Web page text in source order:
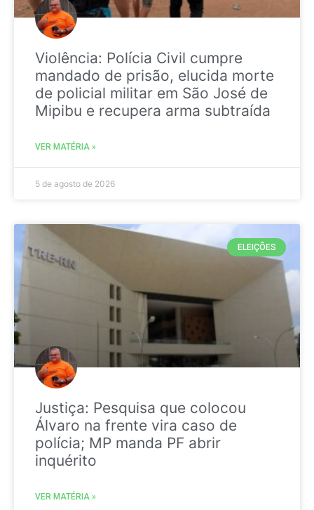
Violência: Polícia Civil cumpre
mandado de prisão, elucida morte
de policial militar em São José de
Mipibu e recupera arma subtraída
VER MATÉRIA »
5 de agosto de 2026
ELEIÇÕES
Justiça: Pesquisa que colocou
Álvaro na frente vira caso de
polícia; MP manda PF abrir
inquérito
VER MATÉRIA »